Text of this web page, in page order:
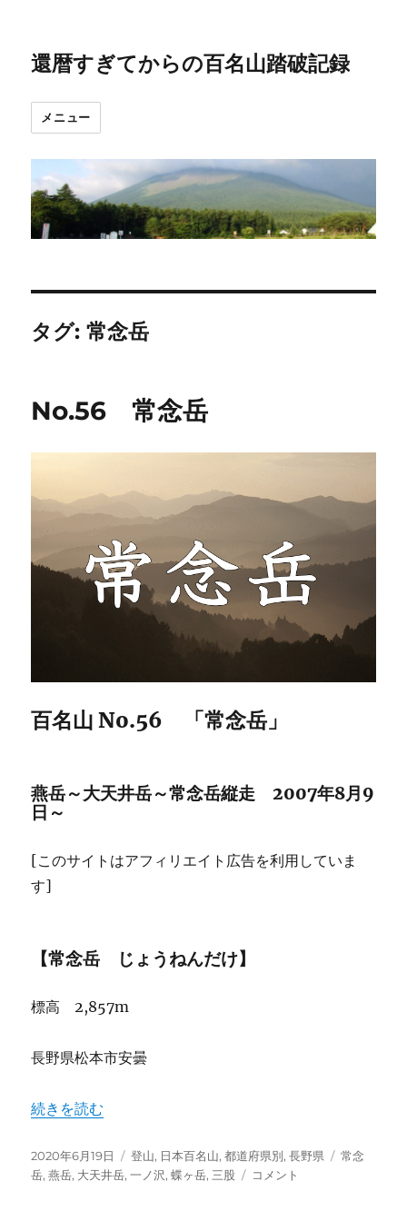
還暦すぎてからの百名山踏破記録
メニュー
タグ:常念岳
No.56 常念岳
百名山 No.56 「常念岳」
燕岳～大天井岳～常念岳縦走 2007年8月9
日～
[このサイトはアフィリエイト広告を利用していま
す]
【常念岳 じょうねんだけ】
標高 2,857m
長野県松本市安曇 ‎
“No.56 常念岳” の
続きを読む
投
稿
2020年6月19日
カ
テ
登山, 日本百名山,都道府県別,長野県
タ
常念
岳,燕岳, 大天井岳,一ノ沢,蝶ヶ岳, 三股
No.56
コメント